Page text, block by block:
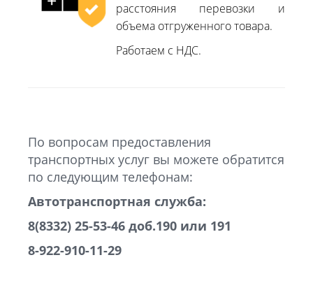
расстояния перевозки и
объема отгруженного товара.
Работаем с НДС.
По вопросам предоставления
транспортных услуг вы можете обратится
по следующим телефонам:
Автотранспортная служба:
8(8332) 25-53-46 доб.190 или 191
8-922-910-11-29